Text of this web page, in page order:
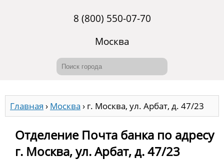
8 (800) 550-07-70
Москва
Главная › Москва › г. Москва, ул. Арбат, д. 47/23
Отделение Почта банка по адресу
г. Москва, ул. Арбат, д. 47/23